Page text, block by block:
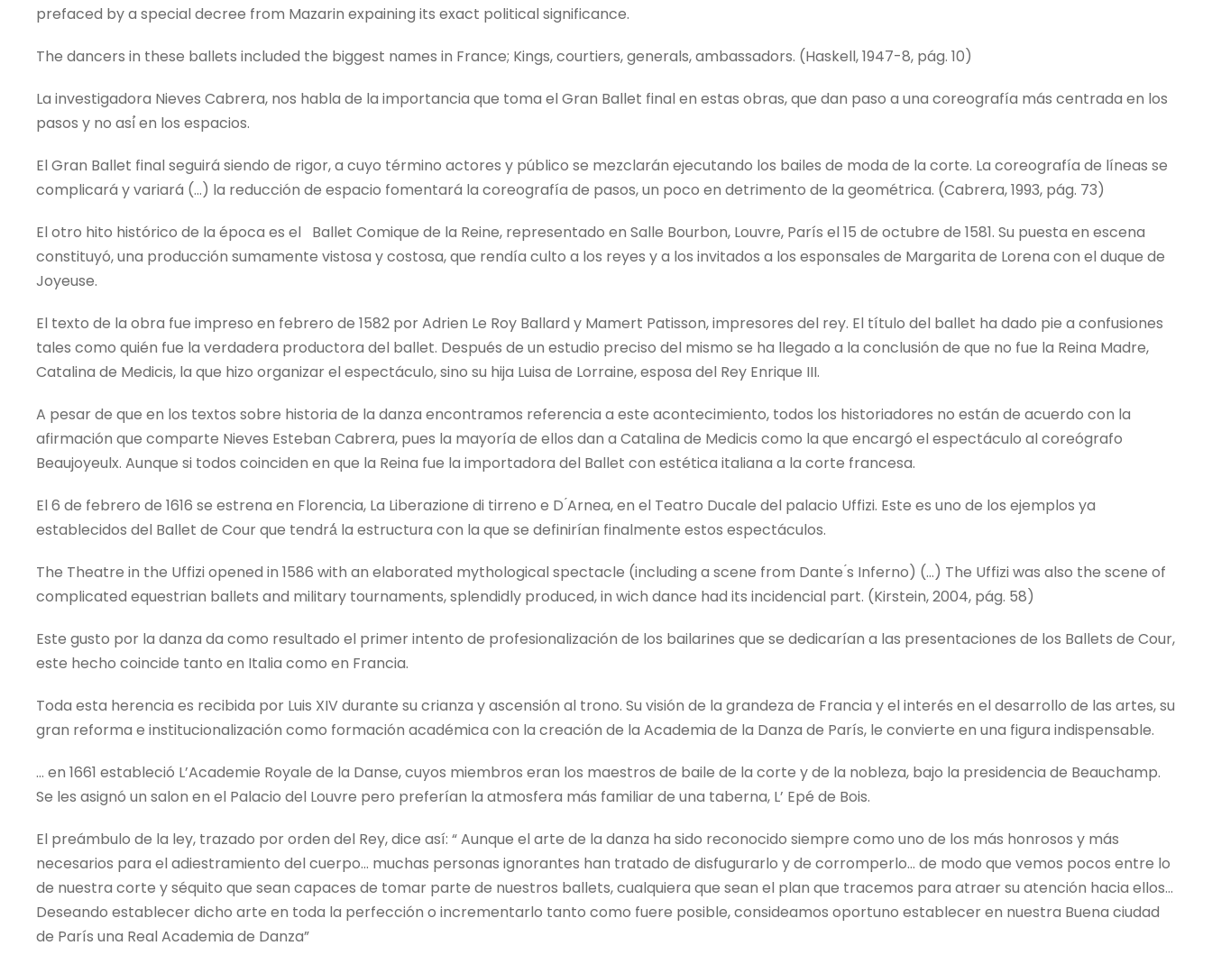
prefaced by a special decree from Mazarin expaining its exact political significance.
The dancers in these ballets included the biggest names in France; Kings, courtiers, generals, ambassadors. (Haskell, 1947-8, pág. 10)
La investigadora Nieves Cabrera, nos habla de la importancia que toma el Gran Ballet final en estas obras, que dan paso a una coreografía más centrada en los
pasos y no así́ en los espacios.
El Gran Ballet final seguirá siendo de rigor, a cuyo término actores y público se mezclarán ejecutando los bailes de moda de la corte. La coreografía de líneas se
complicará y variará (…) la reducción de espacio fomentará la coreografía de pasos, un poco en detrimento de la geométrica. (Cabrera, 1993, pág. 73)
El otro hito histórico de la época es el
Ballet Comique de la Reine, representado en Salle Bourbon, Louvre, París el 15 de octubre de 1581. Su puesta en escena
constituyó, una producción sumamente vistosa y costosa, que rendía culto a los reyes y a los invitados a los esponsales de Margarita de Lorena con el duque de
Joyeuse.
El texto de la obra fue impreso en febrero de 1582 por Adrien Le Roy Ballard y Mamert Patisson, impresores del rey. El título del ballet ha dado pie a confusiones
tales como quién fue la verdadera productora del ballet. Después de un estudio preciso del mismo se ha llegado a la conclusión de que no fue la Reina Madre,
Catalina de Medicis, la que hizo organizar el espectáculo, sino su hija Luisa de Lorraine, esposa del Rey Enrique III.
A pesar de que en los textos sobre historia de la danza encontramos referencia a este acontecimiento, todos los historiadores no están de acuerdo con la
afirmación que comparte Nieves Esteban Cabrera, pues la mayoría de ellos dan a Catalina de Medicis como la que encargó el espectáculo al coreógrafo
Beaujoyeulx. Aunque si todos coinciden en que la Reina fue la importadora del Ballet con estética italiana a la corte francesa.
El 6 de febrero de 1616 se estrena en Florencia, La Liberazione di tirreno e D ́Arnea, en el Teatro Ducale del palacio Uffizi. Este es uno de los ejemplos ya
establecidos del Ballet de Cour que tendrá́ la estructura con la que se definirían finalmente estos espectáculos.
The Theatre in the Uffizi opened in 1586 with an elaborated mythological spectacle (including a scene from Dante ́s Inferno) (…) The Uffizi was also the scene of
complicated equestrian ballets and military tournaments, splendidly produced, in wich dance had its incidencial part. (Kirstein, 2004, pág. 58)
Este gusto por la danza da como resultado el primer intento de profesionalización de los bailarines que se dedicarían a las presentaciones de los Ballets de Cour,
este hecho coincide tanto en Italia como en Francia.
Toda esta herencia es recibida por Luis XIV durante su crianza y ascensión al trono. Su visión de la grandeza de Francia y el interés en el desarrollo de las artes, su
gran reforma e institucionalización como formación académica con la creación de la Academia de la Danza de París, le convierte en una figura indispensable.
… en 1661 estableció L’Academie Royale de la Danse, cuyos miembros eran los maestros de baile de la corte y de la nobleza, bajo la presidencia de Beauchamp.
Se les asignó un salon en el Palacio del Louvre pero preferían la atmosfera más familiar de una taberna, L’ Epé de Bois.
El preámbulo de la ley, trazado por orden del Rey, dice así: “ Aunque el arte de la danza ha sido reconocido siempre como uno de los más honrosos y más
necesarios para el adiestramiento del cuerpo… muchas personas ignorantes han tratado de disfugurarlo y de corromperlo… de modo que vemos pocos entre lo
de nuestra corte y séquito que sean capaces de tomar parte de nuestros ballets, cualquiera que sean el plan que tracemos para atraer su atención hacia ellos…
Deseando establecer dicho arte en toda la perfección o incrementarlo tanto como fuere posible, consideamos oportuno establecer en nuestra Buena ciudad
de París una Real Academia de Danza”